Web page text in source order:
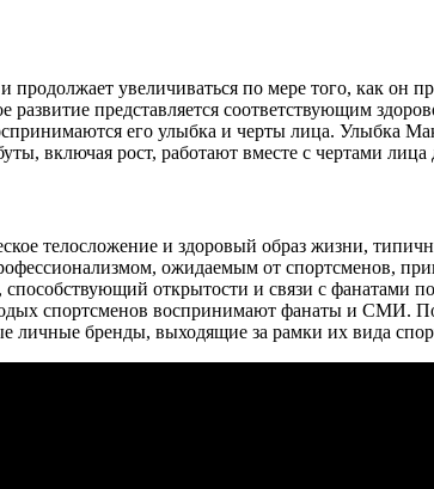
продолжает увеличиваться по мере того, как
развитие представляется соответствующим
его улыбка и черты лица. Улыбка
включая рост, работают вместе с чертами
телосложение и здоровый образ жизни,
ожидаемым от спортсменов,
открытости и связи с
спортсменов воспринимают фанаты и СМИ.
личные бренды, выходящие за рамки их вида